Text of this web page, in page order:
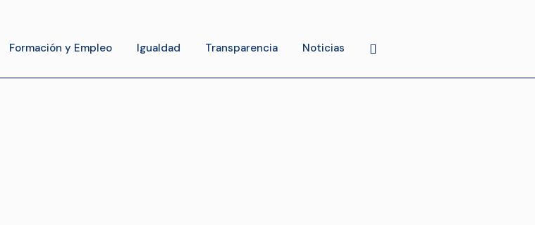
Formación y Empleo Igualdad Transparencia Noticias